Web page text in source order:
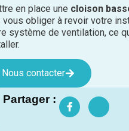
en place une cloison
vous obliger à revoir votre
système de ventilation, ce
Nous contacter
Partager :